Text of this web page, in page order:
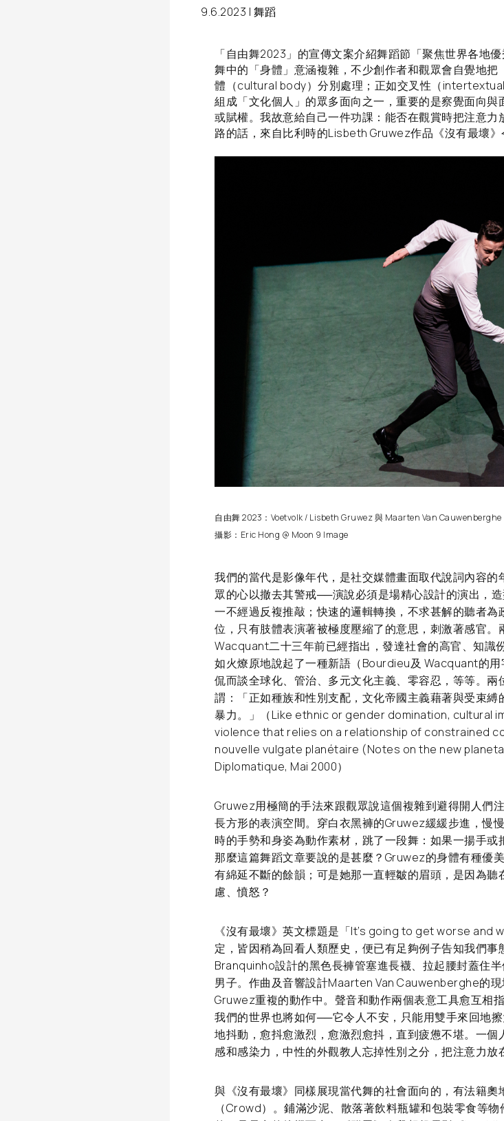
9.6.2023 | 舞蹈
「自由舞2023」的宣傳文案介紹舞蹈節「聚焦世界各地
舞中的「身體」意涵複雜，不少創作者和觀眾會自覺地
體（cultural body）分別處理；正如交叉性（
組成「文化個人」的眾多面向之一，重要的是察覺面向與
或賦權。我故意給自己一件功課：能否在觀賞時把注意
路的話，來自比利時的Lisbeth Gruwez作品《沒有最壞》
自由舞 2023：Voetvolk / Lisbeth Gruwez 與 Maarten Van Cauwenberghe
攝影：Eric Hong @ Moon 9 Image
我們的當代是影像年代，是社交媒體畫面取代說詞內容
眾的心以撤去其警戒──演說必須是場精心設計的演出，
一不經過反複推敲；快速的邏輯轉換，不求甚解的聽者
位，只有肢體表演著被極度壓縮了的意思，刺激著感官
Wacquant二十三年前已經指出，發達社會的高官、知識
如火燎原地說起了一種新語（Bourdieu及 Wacquant的
侃而談全球化、管治、多元文化主義、零容忍，等等。
謂：「正如種族和性別支配，文化帝國主義藉著與受束
暴力。」（Like ethnic or gender domination, cultural
violence that relies on a relationship of constrained
nouvelle vulgate planétaire (Notes on the new
Diplomatique, Mai 2000）
Gruwez用極簡的手法來跟觀眾說這個複雜到避得開人們
長方形的表演空間。穿白衣黑褲的Gruwez緩緩步進，慢
時的手勢和身姿為動作素材，跳了一段舞：如果一揚手或
那麼這篇舞蹈文章要說的是甚麼？Gruwez的身體有種優
有綿延不斷的餘韻；可是她那一直輕皺的眉頭，是因為
慮、憤怒？
《沒有最壞》英文標題是「It’s going to get worse
定，皆因稍為回看人類歷史，便已有足夠例子告知我們
Branquinho設計的黑色長褲管塞進長襪、拉起腰封蓋住
男子。作曲及音響設計Maarten Van Cauwenberghe的
Gruwez重複的動作中。聲音和動作兩個表意工具愈互相
我們的世界也將如何──它令人不安，只能用雙手來回地
地抖動，愈抖愈激烈，愈激烈愈抖，直到疲憊不堪。一
感和感染力，中性的外觀教人忘掉性別之分，把注意力放
與《沒有最壞》同樣展現當代舞的社會面向的，有法籍奧
（Crowd）。鋪滿沙泥、散落著飲料瓶罐和包裝零食等